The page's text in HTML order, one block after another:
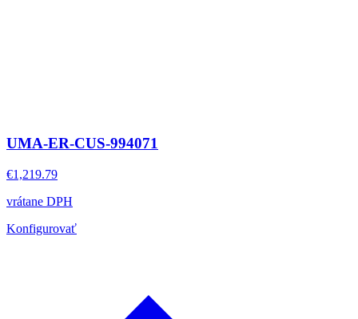
UMA-ER-CUS-994071
€1,219.79
vrátane DPH
Konfigurovať